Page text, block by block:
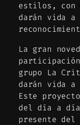
estilos, con
darán vida a
La gran
participación
grupo La
darán vida a
Este
del día a
presente